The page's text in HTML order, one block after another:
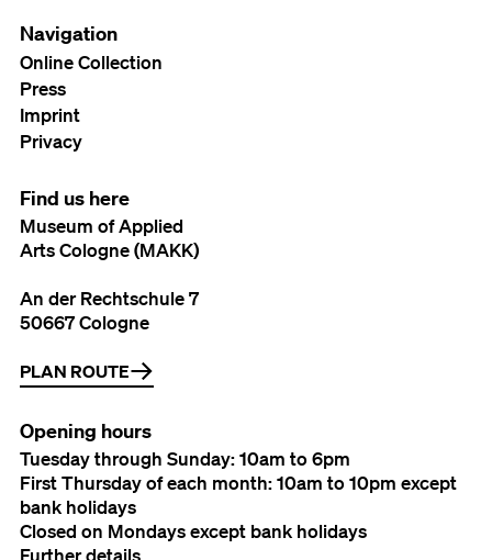
Navigation
Online Collection
Press
Imprint
Privacy
Find us here
Museum of Applied
Arts Cologne (MAKK)
An der Rechtschule 7
50667 Cologne
PLAN ROUTE
Opening hours
Tuesday through Sunday: 10am to 6pm
First Thursday of each month: 10am to 10pm except
bank holidays
Closed on Mondays except bank holidays
Further details